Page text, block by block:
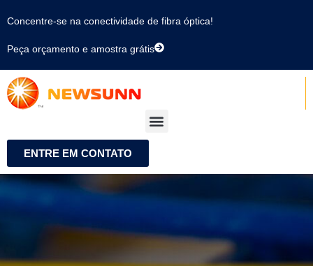
Concentre-se na conectividade de fibra óptica!
Peça orçamento e amostra grátis
ENTRE EM CONTATO